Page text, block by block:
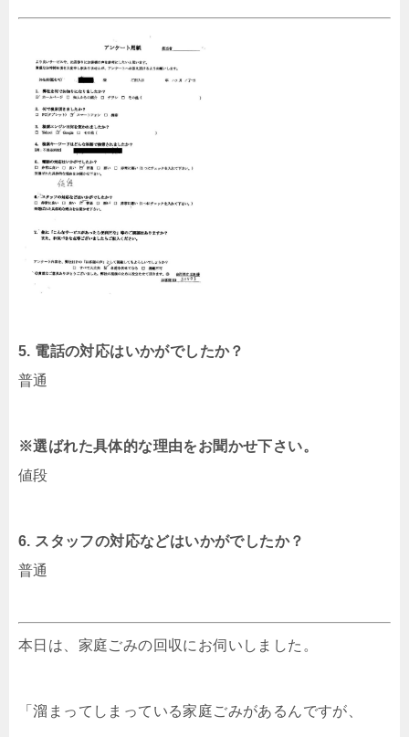
5. 電話の対応はいかがでしたか？
普通
※選ばれた具体的な理由をお聞かせ下さい。
値段
6. スタッフの対応などはいかがでしたか？
普通
本日は、家庭ごみの回収にお伺いしました。
「溜まってしまっている家庭ごみがあるんですが、